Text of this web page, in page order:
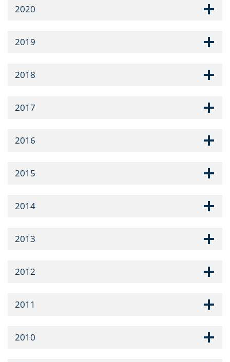
2020
2019
2018
2017
2016
2015
2014
2013
2012
2011
2010